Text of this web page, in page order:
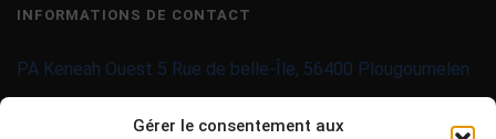
Gérer le consentement aux
INFORMATIONS DE CONTACT
PA Keneah Ouest 5 Rue de belle-Île, 56400 Plougoumelen